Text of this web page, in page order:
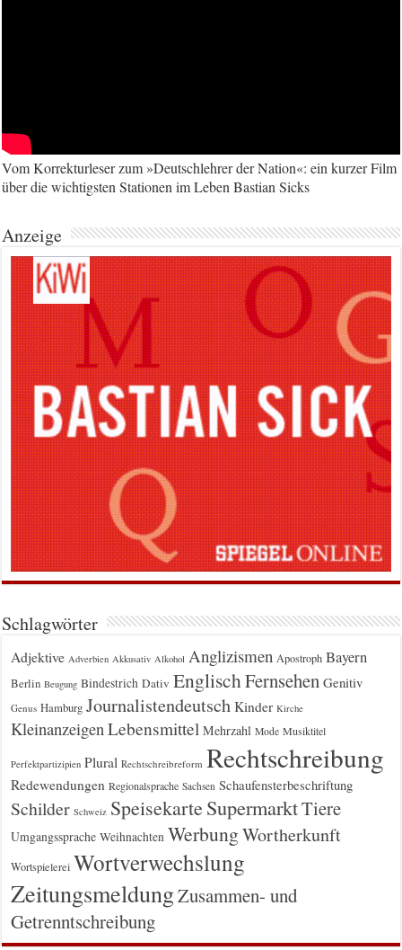
Vom Korrekturleser zum »Deutschlehrer der Nation«: ein kurzer Film
über die wichtigsten Stationen im Leben Bastian Sicks
Anzeige
Schlagwörter
Adjektive Adverbien Akkusativ Alkohol Anglizismen Apostroph Bayern
Berlin Beugung Bindestrich Dativ EnglischFernsehen Genitiv
Genus Hamburg Journalistendeutsch Kinder Kirche
Kleinanzeigen Lebensmittel Mehrzahl Mode Musiktitel
Perfektpartizipien Plural Rechtschreibreform Rechtschreibung
Redewendungen Regionalsprache Sachsen Schaufensterbeschriftung
Schilder Schweiz Speisekarte SupermarktTiere
Umgangssprache Weihnachten WerbungWortherkunft
Wortspielerei Wortverwechslung
ZeitungsmeldungZusammen- und
Getrenntschreibung